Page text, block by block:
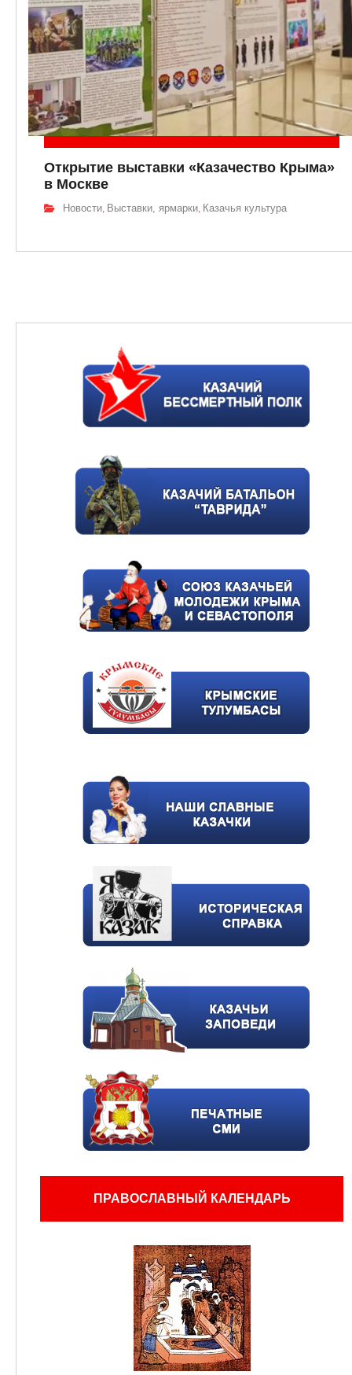
Открытие выставки «Казачество Крыма»
в Москве
Новости Выставки, ярмарки Казачья культура
ПРАВОСЛАВНЫЙ КАЛЕНДАРЬ